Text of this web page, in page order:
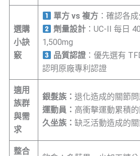
選購
小訣
竅
單方 vs 複方 ：確認各
劑量設計 ：UC-II 每日
1,500mg
品質認證 ：優先選有
認明原廠專利認證
適用
族群
與需
求
銀髮族： 退化造成的關節
運動員： 高衝擊運動累積
久坐族： 缺乏活動造成的
整合